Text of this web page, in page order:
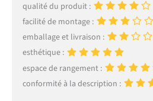
qualité du produit :
facilité de montage :
emballage et livraison :
esthétique :
espace de rangement :
conformité à la description :